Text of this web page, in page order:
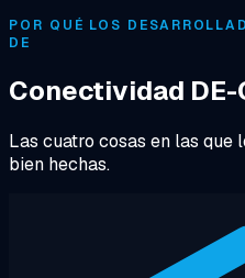
POR QUÉ LOS
DE
Conectividad DE-
Las cuatro cosas en las que
bien hechas.